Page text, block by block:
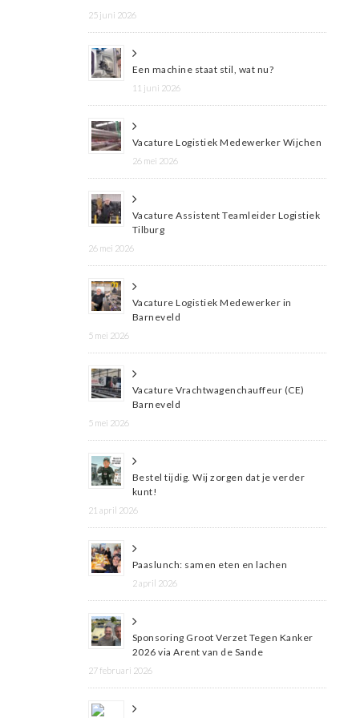
25 juni 2026
Een machine staat stil, wat nu?
11 juni 2026
Vacature Logistiek Medewerker Wijchen
26 mei 2026
Vacature Assistent Teamleider Logistiek
Tilburg
26 mei 2026
Vacature Logistiek Medewerker in
Barneveld
5 mei 2026
Vacature Vrachtwagenchauffeur (CE)
Barneveld
5 mei 2026
Bestel tijdig. Wij zorgen dat je verder
kunt!
21 april 2026
Paaslunch: samen eten en lachen
2 april 2026
Sponsoring Groot Verzet Tegen Kanker
2026 via Arent van de Sande
27 februari 2026